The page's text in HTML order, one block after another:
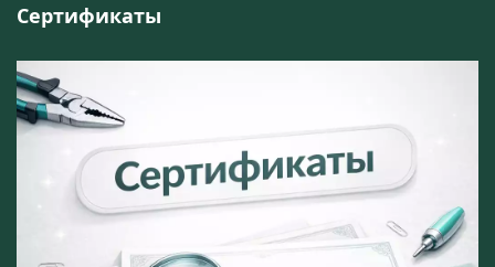
Сертификаты